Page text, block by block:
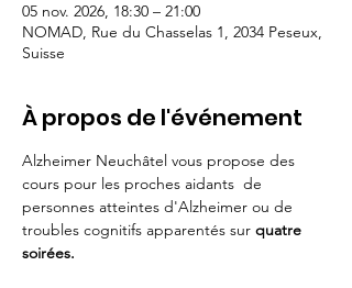
05 nov. 2026, 18:30 – 21:00
NOMAD, Rue du Chasselas 1, 2034 Peseux,
Suisse
À propos de l'événement
Alzheimer Neuchâtel vous propose des
cours pour les proches aidants  de
personnes atteintes d'Alzheimer ou de
troubles cognitifs apparentés sur quatre
soirées.